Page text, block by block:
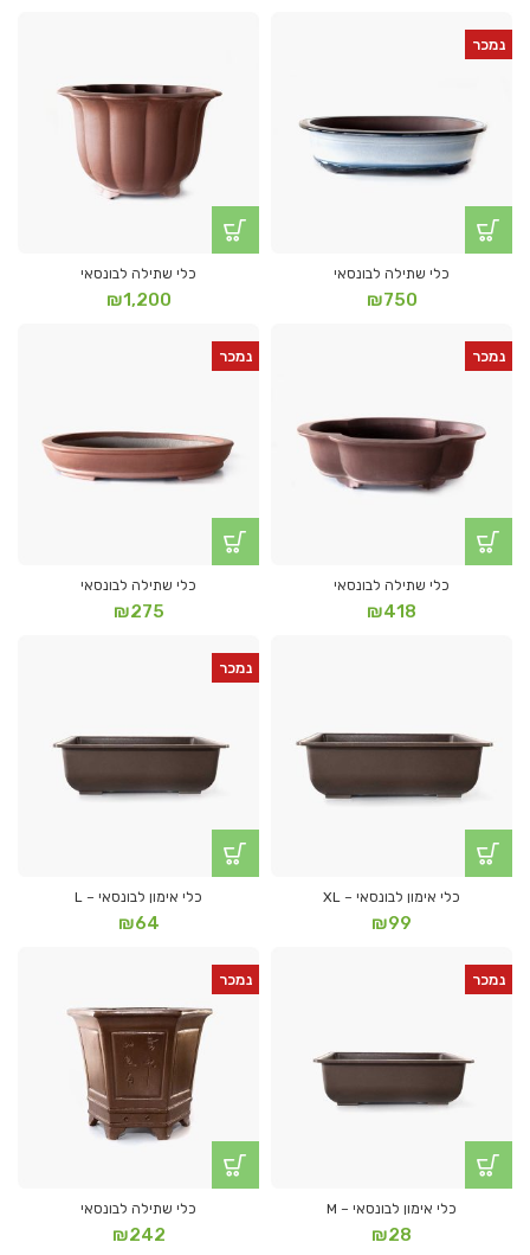
נמכר
כלי שתילה לבונסאי
₪750
כלי שתילה לבונסאי
₪1,200
נמכר
כלי שתילה לבונסאי
₪418
נמכר
כלי שתילה לבונסאי
₪275
כלי אימון לבונסאי – XL
₪99
נמכר
כלי אימון לבונסאי – L
₪64
נמכר
כלי אימון לבונסאי – M
₪28
נמכר
כלי שתילה לבונסאי
₪242